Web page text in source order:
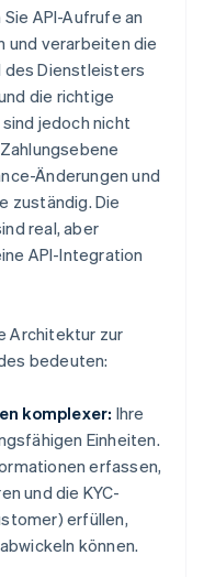
API-Aufrufe an
und verarbeiten die
des Dienstleisters
die richtige
jedoch nicht
Änderungen und
zuständig. Die
real, aber
API-Integration
Architektur zur
bedeuten:
komplexer: Ihre
Einheiten.
erfassen,
und die KYC-
erfüllen,
können.